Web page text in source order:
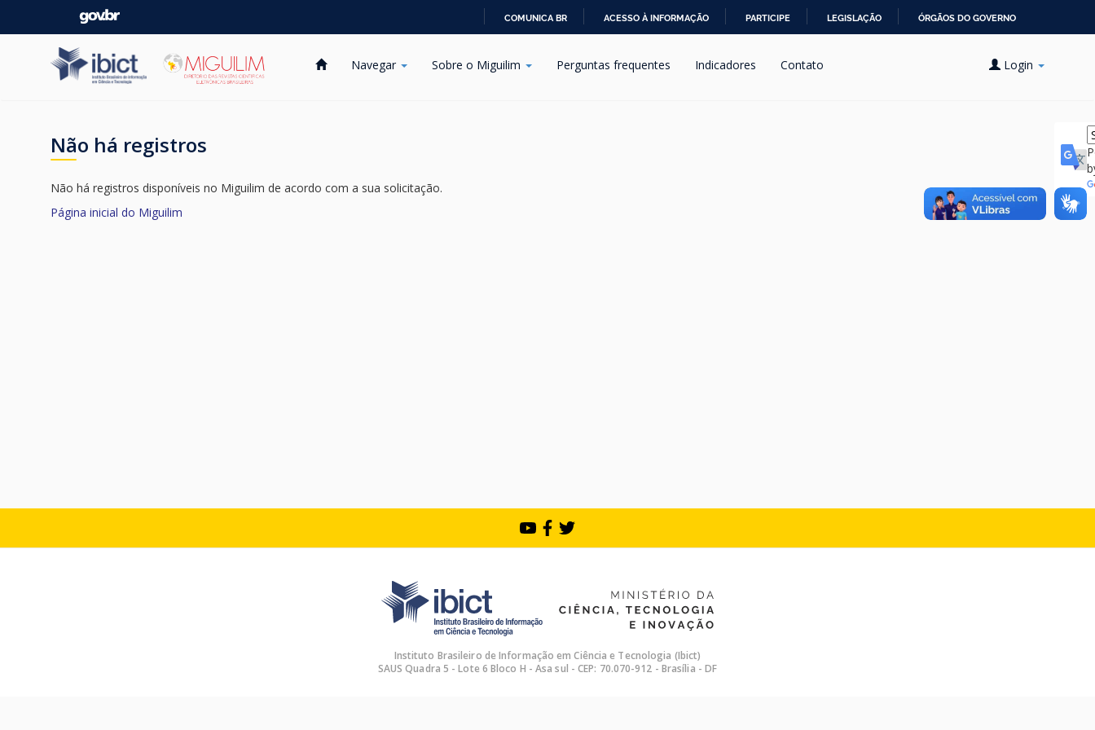
PARA
COMUNICA BR ACESSO À INFORMAÇÃO PARTICIPE LEGISLAÇÃO ÓRGÃOS DO GOVERNO
Navegar Sobre o Miguilim Perguntas frequentes Indicadores Contato Login
Não há registros
Não há registros disponíveis no Miguilim de acordo com a sua solicitação.
Página inicial do Miguilim
Instituto Brasileiro de Informação em Ciência e Tecnologia (Ibict)
SAUS Quadra 5 - Lote 6 Bloco H - Asa sul - CEP: 70.070-912 - Brasília - DF